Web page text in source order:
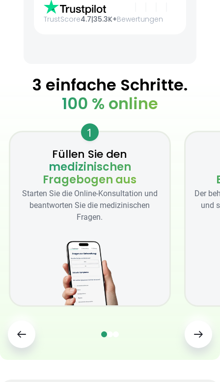
TrustScore4.7|35.3K+Bewertungen
3 einfache Schritte.
100 % online
1
Füllen Sie den
medizinischen
Fragebogen aus
Starten Sie die Online-Konsultation und
beantworten Sie die medizinischen
Fragen.
Der
und